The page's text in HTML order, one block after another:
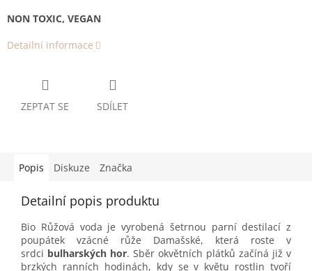
NON TOXIC, VEGAN
Detailní informace
ZEPTAT SE SDÍLET
Popis Diskuze Značka
Detailní popis produktu
Bio Růžová voda je vyrobená šetrnou parní destilací z
poupátek vzácné růže Damašské, která roste v
srdci bulharských hor. Sběr okvětních plátků začíná již v
brzkých ranních hodinách, kdy se v květu rostlin tvoří